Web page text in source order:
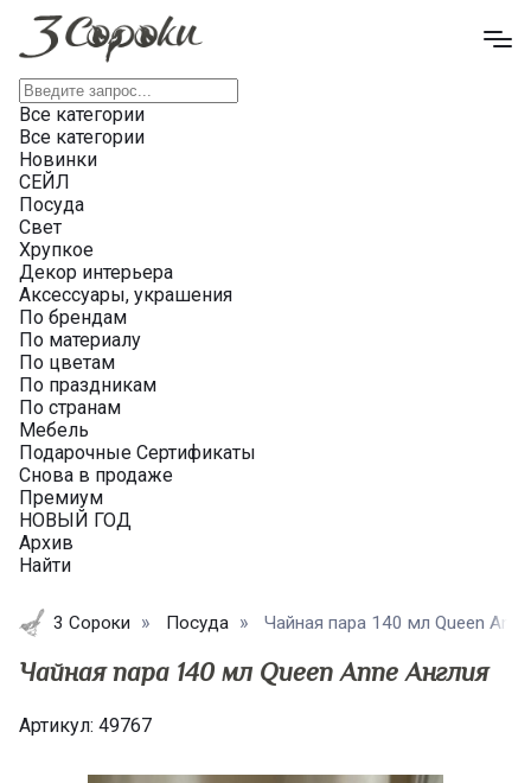
Все категории
Все категории
Новинки
СЕЙЛ
Посуда
Свет
Хрупкое
Декор интерьера
Аксессуары, украшения
По брендам
По материалу
По цветам
По праздникам
По странам
Мебель
Подарочные Сертификаты
Снова в продаже
Премиум
НОВЫЙ ГОД
Архив
Найти
3 Сороки Посуда Чайная пара 140 мл Queen
Чайная пара 140 мл Queen Anne Англия
Артикул: 49767